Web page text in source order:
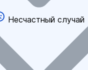
Несчастный случай